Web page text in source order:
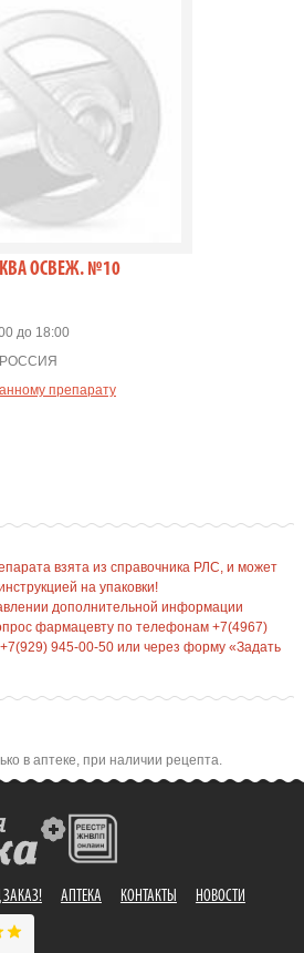
ОСВЕЖ. №10
до 18:00
препарату
взята из справочника РЛС, и может
на упаковки!
дополнительной информации
фармацевту по телефонам +7(4967)
945-00-50 или через форму «Задать
в аптеке, при наличии рецепта.
ЗАКАЗ! АПТЕКА КОНТАКТЫ НОВОСТИ